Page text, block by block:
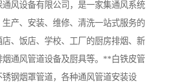
通风设备有限公司，是一家集通风系统
生产、安装、维修、清洗一站式服务的
、饭店、学校、工厂的厨房排烟、新
烟通风管道设备及厨具等。**白铁皮管
钢烟罩管道，各种通风管道安装设